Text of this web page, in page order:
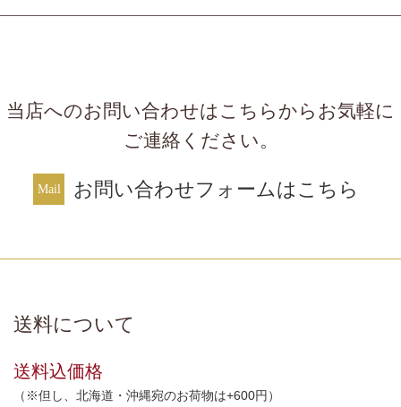
当店へのお問い合わせはこちらからお気軽に
ご連絡ください。
お問い合わせフォームはこちら
送料について
送料込価格
（※但し、北海道・沖縄宛のお荷物は+600円）